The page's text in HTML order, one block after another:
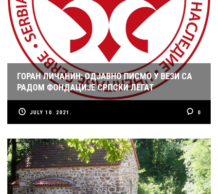
ГОРАН ЛИЧАНИН: ОДЈАВНО ПИСМО У ВЕЗИ СА
РАДОМ ФОНДАЦИЈЕ СРПСКИ ЛЕГАТ
JULY 10. 2021. 0